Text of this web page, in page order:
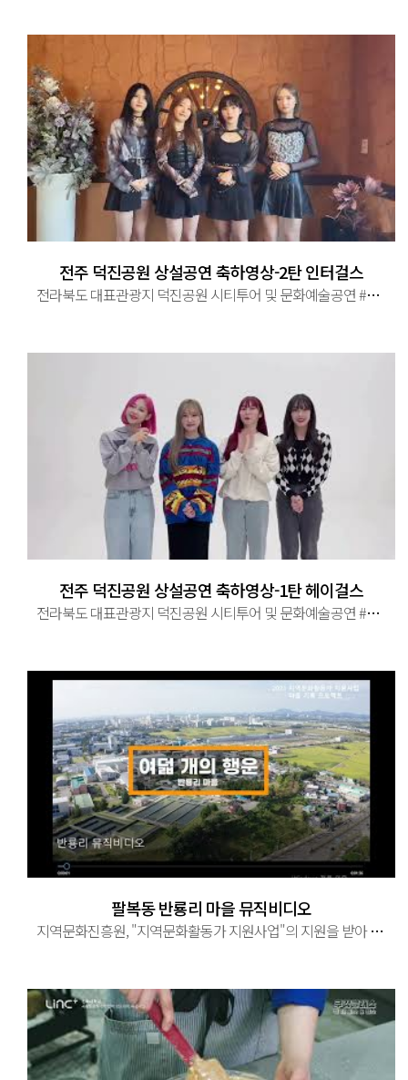
전주 덕진공원 상설공연 축하영상-2탄 인터걸스
전라북도 대표관광지 덕진공원 시티투어 및 문화예술공연 #전라북도 #전주시 #대표관광지 #덕진공원 #시티투어 #문화예술공연 ...
전주 덕진공원 상설공연 축하영상-1탄 헤이걸스
전라북도 대표관광지 덕진공원 시티투어 및 문화예술공연 #전라북도 #전주시 #대표관광지 #덕진공원 #시티투어 #문화예술공연 ...
팔복동 반룡리 마을 뮤직비디오
지역문화진흥원, "지역문화활동가 지원사업"의 지원을 받아 제작되었습니다. "전북 전주시 팔복동 반룡리 마을의 숨은 이야기를 담은 ...